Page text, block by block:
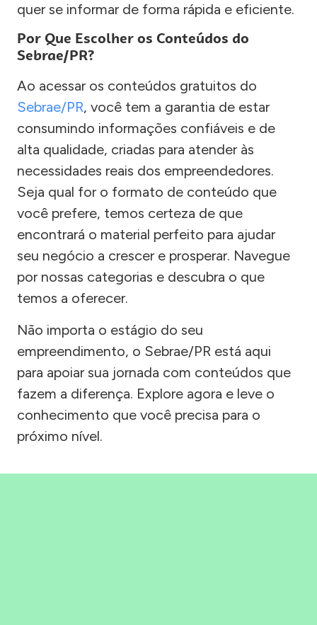
quer se informar de forma rápida e eficiente.
Por Que Escolher os Conteúdos do
Sebrae/PR?
Ao acessar os conteúdos gratuitos do
Sebrae/PR, você tem a garantia de estar
consumindo informações confiáveis e de
alta qualidade, criadas para atender às
necessidades reais dos empreendedores.
Seja qual for o formato de conteúdo que
você prefere, temos certeza de que
encontrará o material perfeito para ajudar
seu negócio a crescer e prosperar. Navegue
por nossas categorias e descubra o que
temos a oferecer.
Não importa o estágio do seu
empreendimento, o Sebrae/PR está aqui
para apoiar sua jornada com conteúdos que
fazem a diferença. Explore agora e leve o
conhecimento que você precisa para o
próximo nível.